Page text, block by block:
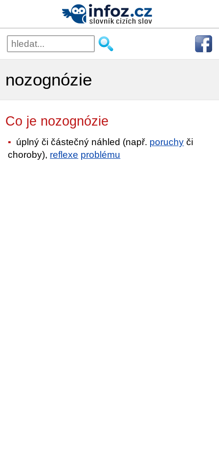
nozognózie
Co je nozognózie
úplný či částečný náhled (např. poruchy či
choroby), reflexe problému